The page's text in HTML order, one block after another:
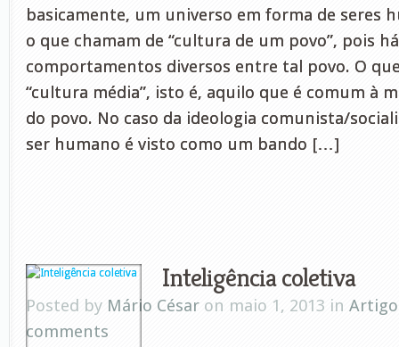
basicamente, um universo em forma de seres
o que chamam de “cultura de um povo”, pois
comportamentos diversos entre tal povo. O
“cultura média”, isto é, aquilo que é comum à
do povo. No caso da ideologia comunista/
ser humano é visto como um bando […]
Inteligência coletiva
Posted by Mário César on maio 1, 2013 in
comments